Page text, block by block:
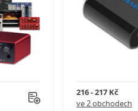
216 - 217 Kč
ve 2 obchodech